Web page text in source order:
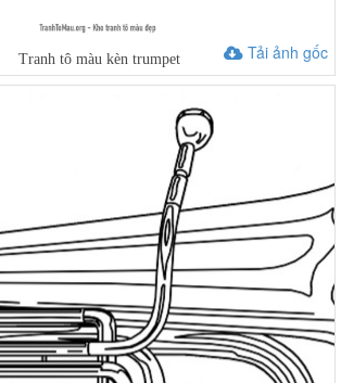
Tải ảnh gốc
Tranh tô màu kèn trumpet